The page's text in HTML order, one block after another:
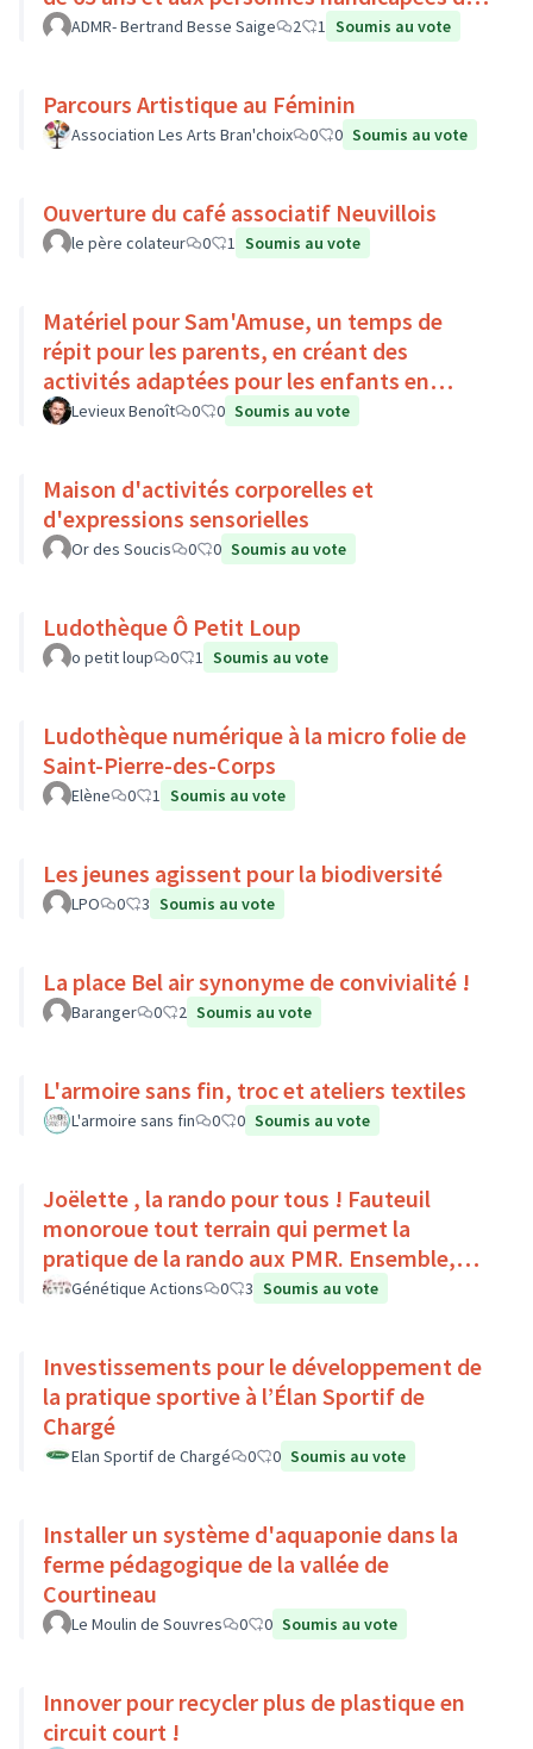
Pays Loire-Touraine.
ADMR- Bertrand Besse Saige 2 1 Soumis au vote
Parcours Artistique au Féminin
Association Les Arts Bran'choix 0 0 Soumis au vote
Ouverture du café associatif Neuvillois
le père colateur 0 1 Soumis au vote
Matériel pour Sam'Amuse, un temps de
répit pour les parents, en créant des
activités adaptées pour les enfants en
situation de handicap
Levieux Benoît 0 0 Soumis au vote
Maison d'activités corporelles et
d'expressions sensorielles
Or des Soucis 0 0 Soumis au vote
Ludothèque Ô Petit Loup
o petit loup 0 1 Soumis au vote
Ludothèque numérique à la micro folie de
Saint-Pierre-des-Corps
Elène 0 1 Soumis au vote
Les jeunes agissent pour la biodiversité
LPO 0 3 Soumis au vote
La place Bel air synonyme de convivialité !
Baranger 0 2 Soumis au vote
L'armoire sans fin, troc et ateliers textiles
L'armoire sans fin 0 0 Soumis au vote
Joëlette , la rando pour tous ! Fauteuil
monoroue tout terrain qui permet la
pratique de la rando aux PMR. Ensemble,
faisons du sport :)
Génétique Actions 0 3 Soumis au vote
Investissements pour le développement de
la pratique sportive à l’Élan Sportif de
Chargé
Elan Sportif de Chargé 0 0 Soumis au vote
Installer un système d'aquaponie dans la
ferme pédagogique de la vallée de
Courtineau
Le Moulin de Souvres 0 0 Soumis au vote
Innover pour recycler plus de plastique en
circuit court !